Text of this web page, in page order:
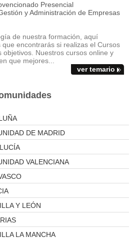
Presencial
y Administración de Empresas
de nuestra formación, aquí
encontrarás si realizas el Cursos
objetivos. Nuestros cursos online y
que mejores...
ver temario
DE MADRID
VALENCIANA
Y LEÓN
LA MANCHA